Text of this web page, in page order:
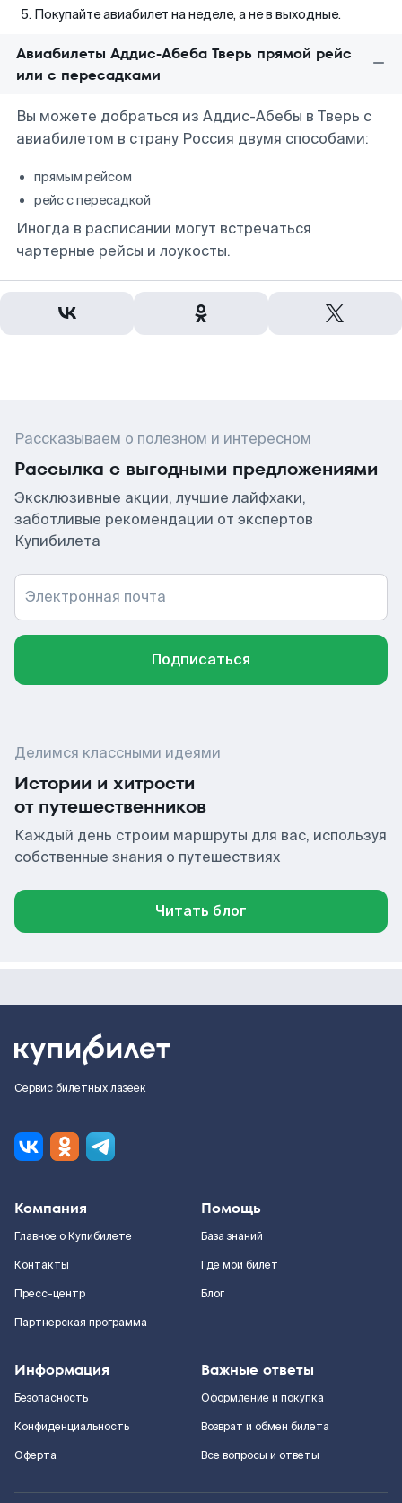
Покупайте авиабилет на неделе, а не в выходные.
Авиабилеты Аддис-Абеба Тверь прямой рейс
или с пересадками
Вы можете добраться из Аддис-Абебы в Тверь с
авиабилетом в страну Россия двумя способами:
прямым рейсом
рейс с пересадкой
Иногда в расписании могут встречаться
чартерные рейсы и лоукосты.
Рассказываем о полезном и интересном
Рассылка с выгодными предложениями
Эксклюзивные акции, лучшие лайфхаки,
заботливые рекомендации от экспертов
Купибилета
Электронная почта
Подписаться
Делимся классными идеями
Истории и хитрости
от путешественников
Каждый день строим маршруты для вас, используя
собственные знания о путешествиях
Читать блог
Сервис билетных лазеек
Компания
Главное о Купибилете
Контакты
Пресс-центр
Партнерская программа
Помощь
База знаний
Где мой билет
Блог
Информация
Безопасность
Конфиденциальность
Оферта
Важные ответы
Оформление и покупка
Возврат и обмен билета
Все вопросы и ответы